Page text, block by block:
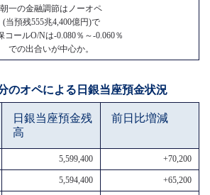
朝一の金融調節はノーオペ
(当預残555兆4,400億円)で
コールO/Nは-0.080％～-0.060％
での出合いが中心か。
のオペによる日銀当座預金状況
日銀当座預金残
高
前日比増減
5,599,400 +70,200
5,594,400 +65,200